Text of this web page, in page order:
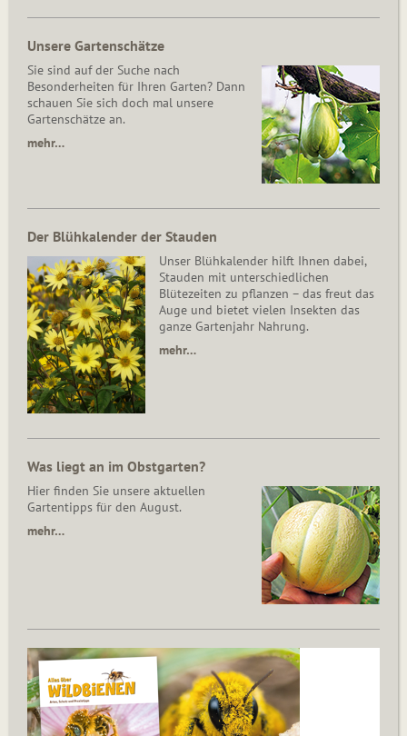
Unsere Gartenschätze
Sie sind auf der Suche nach
Besonderheiten für Ihren Garten? Dann
schauen Sie sich doch mal unsere
Gartenschätze an.
mehr…
Der Blühkalender der Stauden
Unser Blühkalender hilft Ihnen dabei,
Stauden mit unterschiedlichen
Blütezeiten zu pflanzen – das freut das
Auge und bietet vielen Insekten das
ganze Gartenjahr Nahrung.
mehr…
Was liegt an im Obstgarten?
Hier finden Sie unsere aktuellen
Gartentipps für den August.
mehr…